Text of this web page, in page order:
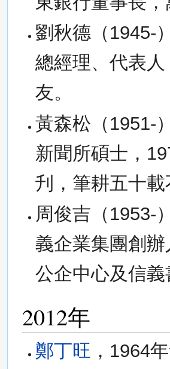
劉秋德（1945-
總經理、代表
友。
黃森松（1951-
新聞所碩士，
刋，筆耕五十
周俊吉（1953-
義企業集團創
公企中心及信
2012年
鄭丁旺 ，1964